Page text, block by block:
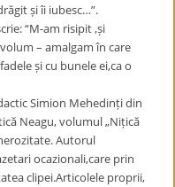
și îi iubesc…”.
“M-am risipit ,și
– amalgam în care
și cu bunele ei,ca o
Simion Mehedinți din
Neagu, volumul „Nițică
Autorul
ocazionali,care prin
clipei.Articolele proprii,